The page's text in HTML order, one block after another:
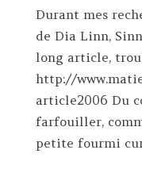
Durant mes
de Dia Linn,
long article,
http://
article2006 Du
farfouiller,
petite fourmi